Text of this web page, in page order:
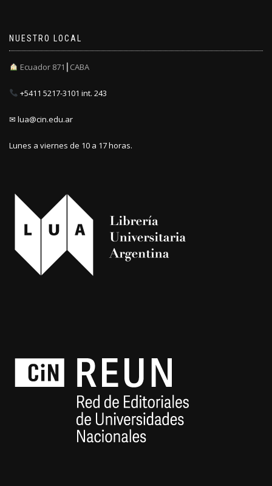
NUESTRO LOCAL
Ecuador 871┃CABA
+5411 5217-3101 int. 243
✉ lua@cin.edu.ar
Lunes a viernes de 10 a 17 horas.